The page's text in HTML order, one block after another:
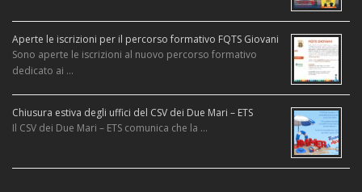
Aperte le iscrizioni per il percorso formativo FQTS Giovani
Sono aperte le iscrizioni al nuovo percorso formativo
dedicato ai …
Chiusura estiva degli uffici del CSV dei Due Mari – ETS
Il CSV dei Due Mari – ETS comunica che la …